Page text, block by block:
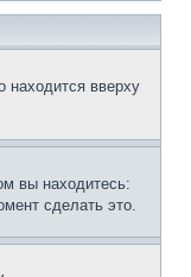
находится вверху
вы находитесь:
сделать это.